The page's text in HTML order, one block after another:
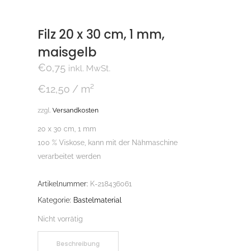
Filz 20 x 30 cm, 1 mm,
maisgelb
€0,75 inkl. MwSt.
€12,50 / m²
zzgl. Versandkosten
20 x 30 cm, 1 mm
100 % Viskose, kann mit der Nähmaschine
verarbeitet werden
Artikelnummer: K-218436061
Kategorie: Bastelmaterial
Nicht vorrätig
Beschreibung